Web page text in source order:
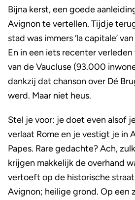
Bijna kerst, een goede
Avignon te vertellen. Tijdje
stad was immers ‘la capitale’
En in een iets recenter
van de Vaucluse (93.000
dankzij dat chanson over Dé
werd. Maar niet heus.
Stel je voor: je doet even alsof
verlaat Rome en je vestigt je in
Papes. Rare gedachte? Ach,
krijgen makkelijk de overhand
vertoeft op de historische
Avignon; heilige grond. Op een